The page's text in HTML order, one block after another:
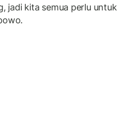
jadi kita semua perlu untuk